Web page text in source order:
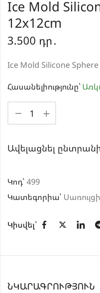
Ice Mold
12x12cm
3.500 դր․
Ice Mold Silicone
Հասանելիությունը՝
Ավելացնել
Կոդ՝ 499
Կատեգորիա՝
Կիսվել՝
ՆԿԱՐԱԳՐՈՒԹՅՈՒՆ